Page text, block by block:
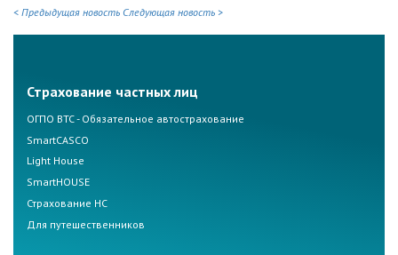
< Предыдущая новость Следующая новость >
Страхование частных лиц
ОГПО ВТС - Обязательное автострахование
SmartCASCO
Light House
SmartHOUSE
Страхование НС
Для путешественников